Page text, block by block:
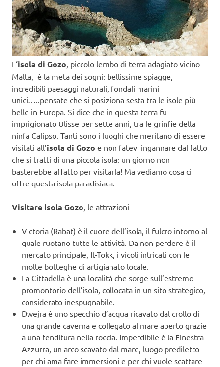
L ‘isola di Gozo, piccolo lembo di terra adagiato vicino
Malta, è la meta dei sogni: bellissime spiagge,
incredibili paesaggi naturali, fondali marini
unici…..pensate che si posiziona sesta tra le isole più
belle in Europa. Si dice che in questa terra fu
imprigionato Ulisse per sette anni, tra le grinfie della
ninfa Calipso. Tanti sono i luoghi che meritano di essere
visitati all’isola di Gozo e non fatevi ingannare dal fatto
che si tratti di una piccola isola: un giorno non
basterebbe affatto per visitarla! Ma vediamo cosa ci
offre questa isola paradisiaca.
Visitare isola Gozo, le attrazioni
Victoria (Rabat) è il cuore dell’isola, il fulcro intorno al
quale ruotano tutte le attività. Da non perdere è il
mercato principale, It-Tokk, i vicoli intricati con le
molte botteghe di artigianato locale.
La Cittadella è una località che sorge sull’estremo
promontorio dell’isola, collocata in un sito strategico,
considerato inespugnabile.
Dwejra è uno specchio d’acqua ricavato dal crollo di
una grande caverna e collegato al mare aperto grazie
a una fenditura nella roccia. Imperdibile è la Finestra
Azzurra, un arco scavato dal mare, luogo prediletto
per chi ama fare immersioni e per chi vuole scattare